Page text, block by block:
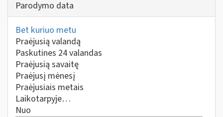
Parodymo data
Bet kuriuo metu
Praėjusią valandą
Paskutines 24 valandas
Praėjusią savaitę
Praėjusį mėnesį
Praėjusiais metais
Laikotarpyje…
Nuo